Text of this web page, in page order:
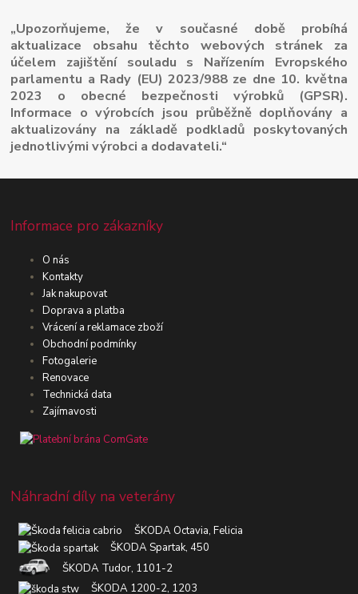
„Upozorňujeme, že v současné době probíhá
aktualizace obsahu těchto webových stránek za
účelem zajištění souladu s Nařízením Evropského
parlamentu a Rady (EU) 2023/988 ze dne 10. května
2023 o obecné bezpečnosti výrobků (GPSR).
Informace o výrobcích jsou průběžně doplňovány a
aktualizovány na základě podkladů poskytovaných
jednotlivými výrobci a dodavateli.“
Informace pro zákazníky
O nás
Kontakty
Jak nakupovat
Doprava a platba
Vrácení a reklamace zboží
Obchodní podmínky
Fotogalerie
Renovace
Technická data
Zajímavosti
Náhradní díly na veterány
ŠKODA Octavia, Felicia
ŠKODA Spartak, 450
ŠKODA Tudor, 1101-2
ŠKODA 1200-2, 1203